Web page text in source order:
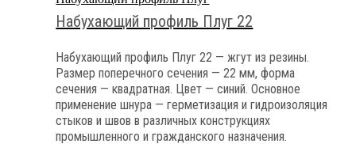
Набухающий профиль Плуг 22
Набухающий профиль Плуг 22 — жгут из резины.
Размер поперечного сечения — 22 мм, форма
сечения — квадратная. Цвет — синий. Основное
применение шнура — герметизация и гидроизоляция
стыков и швов в различных конструкциях
промышленного и гражданского назначения.